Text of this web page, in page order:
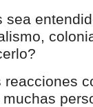
sea
reacciones